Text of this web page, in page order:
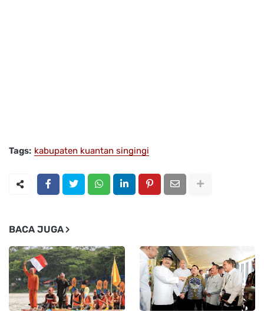
Tags: kabupaten kuantan singingi
BACA JUGA